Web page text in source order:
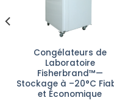
Congélateurs de
Laboratoire
Fisherbrand™—
Stockage à –20°C
et Économique